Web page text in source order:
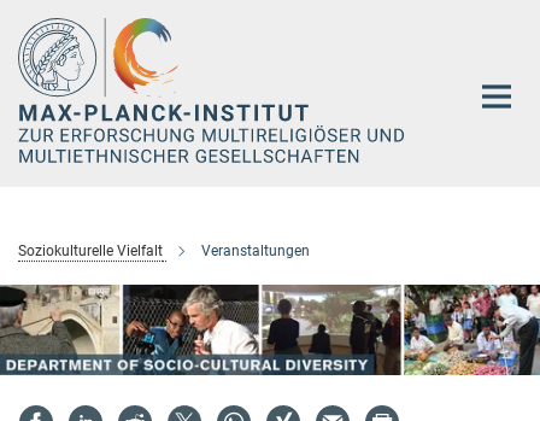
Hauptinhalt
Soziokulturelle Vielfalt Veranstaltungen